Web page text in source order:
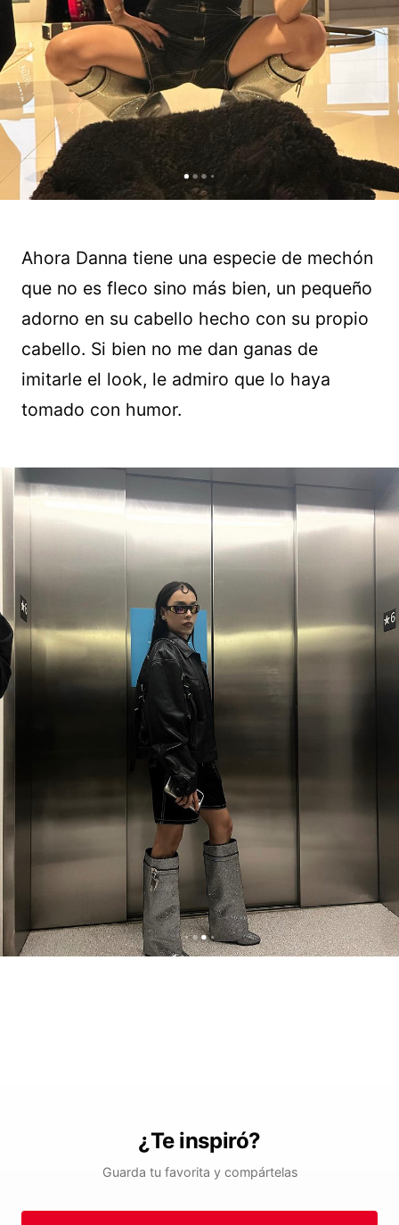
Ahora Danna tiene una especie de mechón
que no es fleco sino más bien, un pequeño
adorno en su cabello hecho con su propio
cabello. Si bien no me dan ganas de
imitarle el look, le admiro que lo haya
tomado con humor.
¿Te inspiró?
Guarda tu favorita y compártelas